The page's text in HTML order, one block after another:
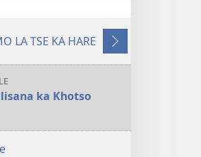
lingoliloeng
TSOHA!
LA TSE KA HARE
Latelang
ka Khotso